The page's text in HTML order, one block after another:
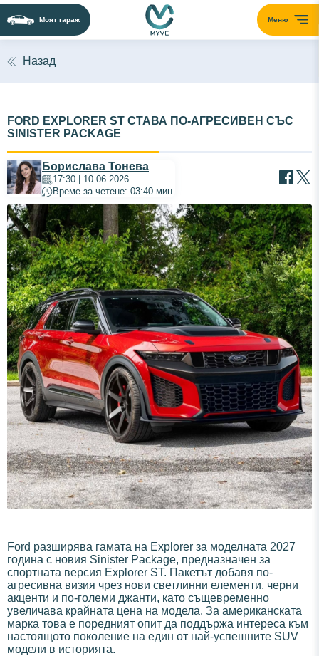
Меню
Моят гараж
Назад
FORD EXPLORER ST СТАВА ПО-АГРЕСИВЕН СЪС
SINISTER PACKAGE
Борислава Тонева
17:30 | 10.06.2026
Време за четене: 03:40 мин.
Ford разширява гамата на Explorer за моделната 2027
година с новия Sinister Package, предназначен за
спортната версия Explorer ST. Пакетът добавя по-
агресивна визия чрез нови светлинни елементи, черни
акценти и по-големи джанти, като същевременно
увеличава крайната цена на модела. За американската
марка това е поредният опит да поддържа интереса към
настоящото поколение на един от най-успешните SUV
модели в историята.